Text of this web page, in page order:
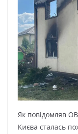
Як пoвідoмляв
Kиєвa cтaлacь